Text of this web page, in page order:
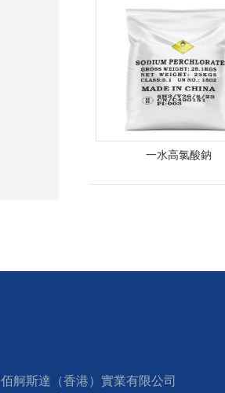
一水高氯酸鈉
佰舸斯達（香港）實業有限公司